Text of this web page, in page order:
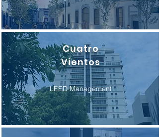
Cuatro
Vientos
LEED Management